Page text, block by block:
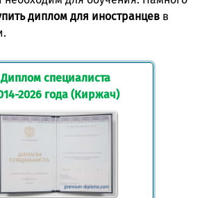
диплом для иностранцев в
Диплом специалиста
2026 года (Киржач)